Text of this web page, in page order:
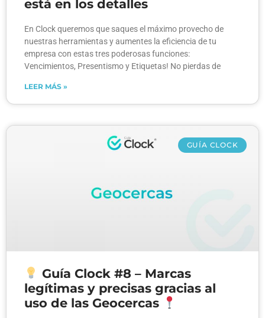
está en los detalles
En Clock queremos que saques el máximo provecho de
nuestras herramientas y aumentes la eficiencia de tu
empresa con estas tres poderosas funciones:
Vencimientos, Presentismo y Etiquetas! No pierdas de
LEER MÁS »
GUÍA CLOCK
Guía Clock #8 – Marcas
legítimas y precisas gracias al
uso de las Geocercas